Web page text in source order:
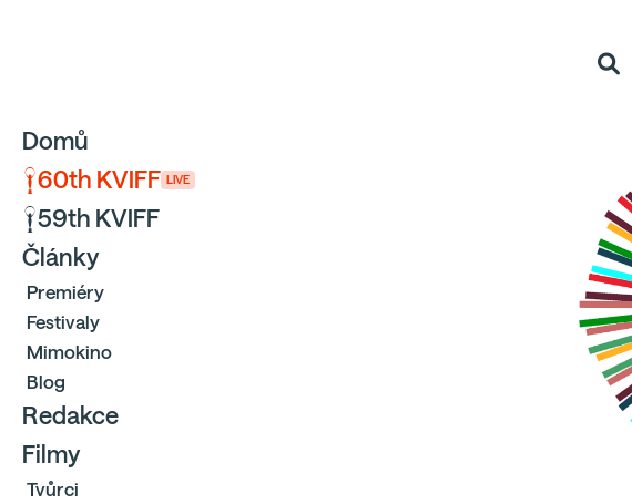
Domů
60th KVIFF LIVE
59th KVIFF
Články
Premiéry
Festivaly
Mimokino
Blog
Redakce
Filmy
Tvůrci